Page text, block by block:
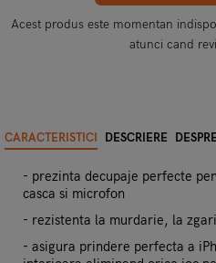
Acest produs este momentan
atunci cand
CARACTERISTICI DESCRIERE
- prezinta decupaje perfecte
casca si microfon
- rezistenta la murdarie, la
- asigura prindere perfecta a